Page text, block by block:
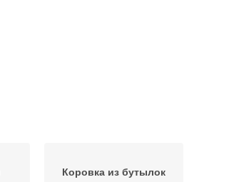
Коровка из бутылок